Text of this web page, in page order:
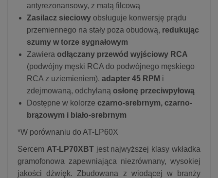
antyrezonansowy, z matą filcową
Zasilacz sieciowy obsługuje konwersję prądu
przemiennego na stały poza obudową, redukując
szumy w torze sygnałowym
Zawiera odłączany przewód wyjściowy RCA
(podwójny męski RCA do podwójnego męskiego
RCA z uziemieniem), adapter 45 RPM i
zdejmowaną, odchylaną osłonę przeciwpyłową
Dostępne w kolorze czarno-srebrnym, czarno-
brązowym i biało-srebrnym
*W porównaniu do AT-LP60X
Sercem AT-LP70XBTjest najwyższej klasy wkładka
gramofonowa zapewniająca niezrównany, wysokiej
jakości dźwięk. Zbudowana z wiodącej w branży